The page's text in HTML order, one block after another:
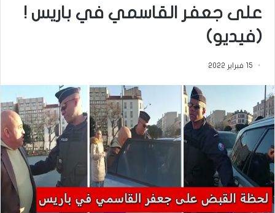
على جعفر القاسمي في باريس !
(فيديو)
15 فبراير 2022